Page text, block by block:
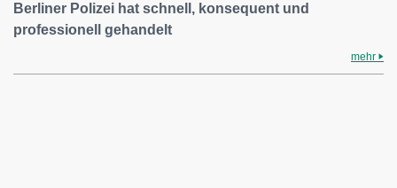
Berliner Polizei hat schnell, konsequent und
professionell gehandelt
mehr